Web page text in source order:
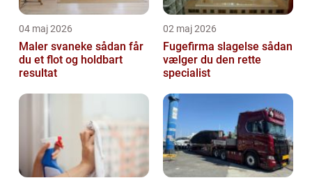
04 maj 2026
Maler svaneke sådan får
du et flot og holdbart
resultat
02 maj 2026
Fugefirma slagelse sådan
vælger du den rette
specialist